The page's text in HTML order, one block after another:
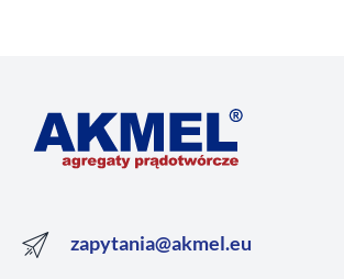
zapytania@akmel.eu